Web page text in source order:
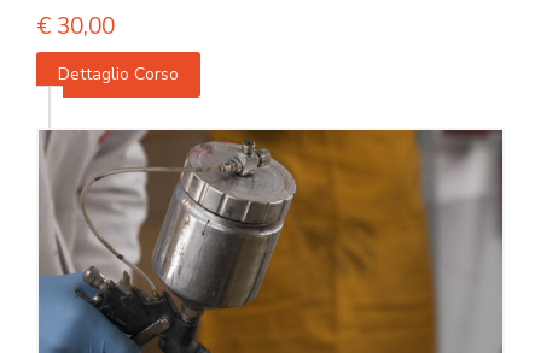
€ 30,00
Dettaglio Corso